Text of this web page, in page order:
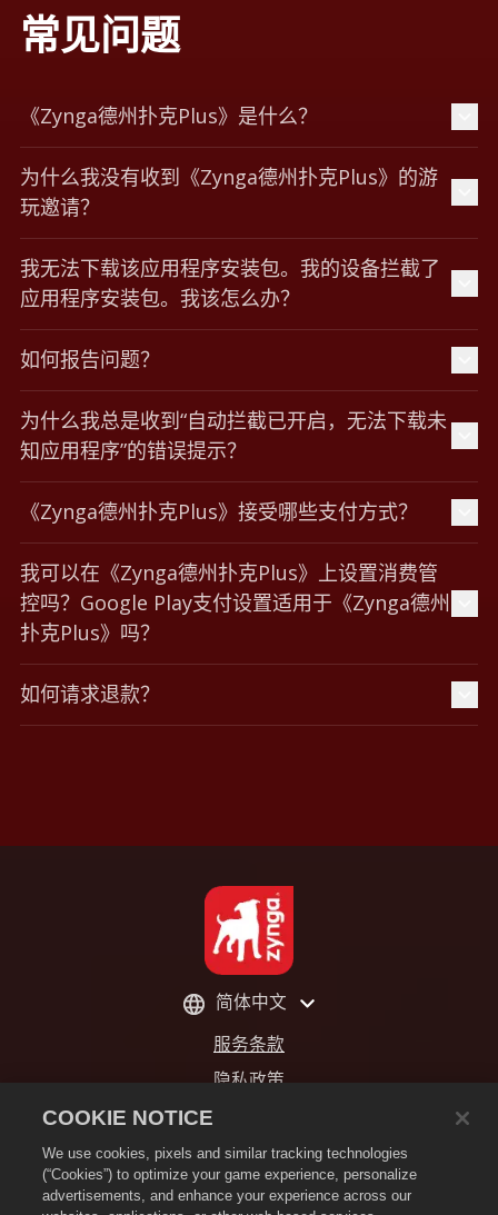
常见问题
《Zynga德州扑克Plus》是什么？
为什么我没有收到《Zynga德州扑克Plus》的游
玩邀请？
我无法下载该应用程序安装包。我的设备拦截了
应用程序安装包。我该怎么办？
如何报告问题？
为什么我总是收到“自动拦截已开启，无法下载未
知应用程序”的错误提示？
《Zynga德州扑克Plus》接受哪些支付方式？
我可以在《Zynga德州扑克Plus》上设置消费管
控吗？Google Play支付设置适用于《Zynga德州
扑克Plus》吗？
如何请求退款？
服务条款
隐私政策
Cookie政策
请不要出售或分享我的个人信息
退款政策
简体中文
COOKIE NOTICE
We use cookies, pixels and similar tracking technologies
(“Cookies”) to optimize your game experience, personalize
advertisements, and enhance your experience across our